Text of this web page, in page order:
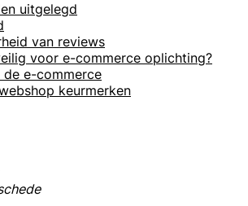
uitgelegd
van reviews
voor e-commerce oplichting?
e-commerce
keurmerken